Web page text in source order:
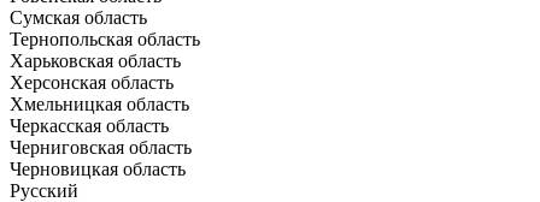
Сумская область
Тернопольская область
Харьковская область
Херсонская область
Хмельницкая область
Черкасская область
Черниговская область
Черновицкая область
Русский